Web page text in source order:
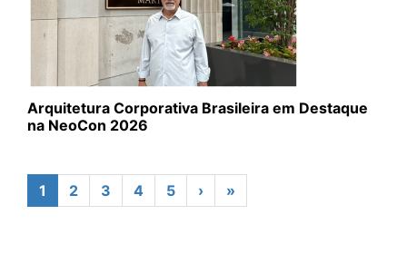
Arquitetura Corporativa Brasileira em Destaque
na NeoCon 2026
1 2 3 4 5 › »